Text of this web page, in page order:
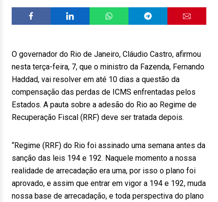
O governador do Rio de Janeiro, Cláudio Castro, afirmou
nesta terça-feira, 7, que o ministro da Fazenda, Fernando
Haddad, vai resolver em até 10 dias a questão da
compensação das perdas de ICMS enfrentadas pelos
Estados. A pauta sobre a adesão do Rio ao Regime de
Recuperação Fiscal (RRF) deve ser tratada depois.
“Regime (RRF) do Rio foi assinado uma semana antes da
sanção das leis 194 e 192. Naquele momento a nossa
realidade de arrecadação era uma, por isso o plano foi
aprovado, e assim que entrar em vigor a 194 e 192, muda
nossa base de arrecadação, e toda perspectiva do plano